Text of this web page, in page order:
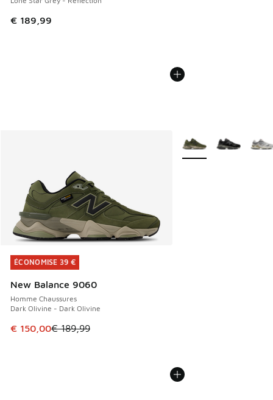
€ 189,99
ÉCONOMISE 39 €
New Balance 9060
Homme Chaussures
Dark Olivine - Dark Olivine
Cet article est en promotion. Prix en baisse de € 189,99 à
€ 150,00€ 189,99
ÉCONOMISE 39 €
Plus de couleurs